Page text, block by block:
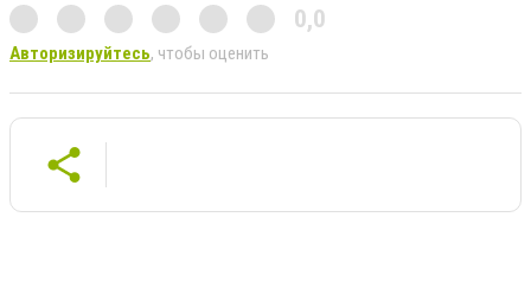
0,0
Авторизируйтесь, чтобы оценить